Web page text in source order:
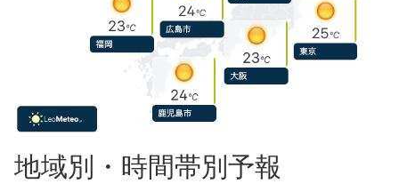
地域別・時間帯別予報